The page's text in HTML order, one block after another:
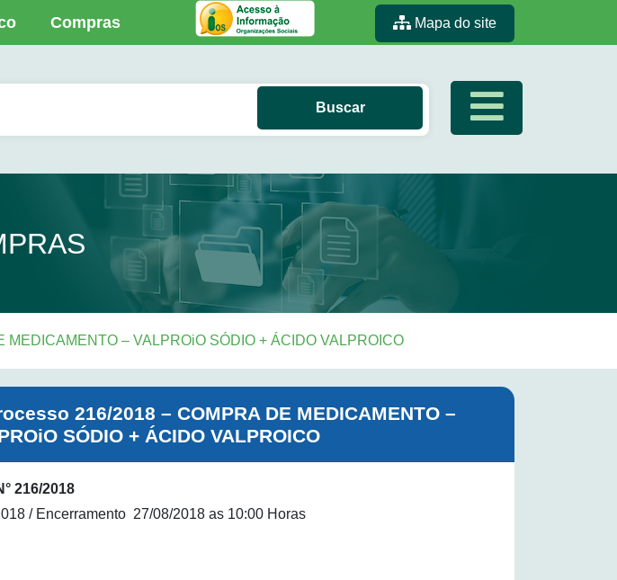
Compras Mapa do site
– VALPROiO SÓDIO + ÁCIDO VALPROICO
216/2018 – COMPRA DE MEDICAMENTO –
SÓDIO + ÁCIDO VALPROICO
216/2018
/ Encerramento 27/08/2018 as 10:00 Horas